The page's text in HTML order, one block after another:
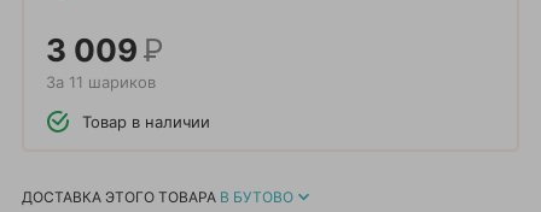
3 009Р
За 11 шариков
Товар в наличии
ДОСТАВКА ЭТОГО ТОВАРА В БУТОВО